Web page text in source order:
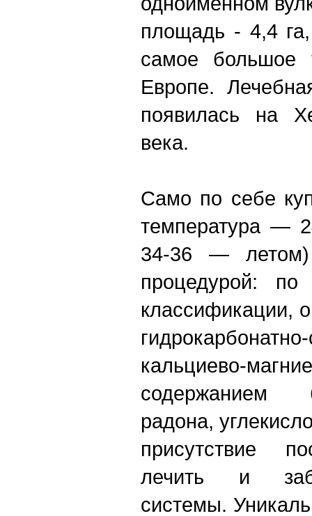
площадь - 4,4
самое большое
Европе.
появилась на
века.
Само по себе
температура —
34-36 — летом)
процедурой:
классификации,
кальциево-
содержанием
радона,
присутствие
лечить и
системы.